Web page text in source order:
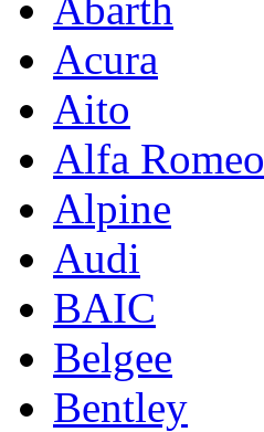
Acura
Aito
Alfa Romeo
Alpine
Audi
BAIC
Belgee
Bentley